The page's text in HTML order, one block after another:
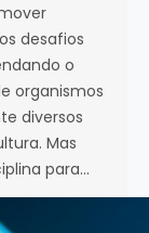
desafios
o
organismos
diversos
Mas
para…